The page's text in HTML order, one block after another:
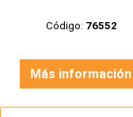
Código: 76552
Más información